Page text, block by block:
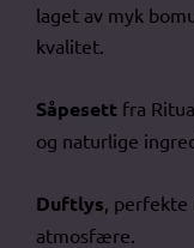
laget av myk
kvalitet.
Såpesett fra
og naturlige
Duftlys ,
atmosfære.